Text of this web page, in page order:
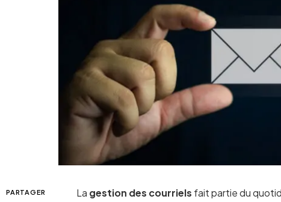
PARTAGER La gestion des courriels fait partie du